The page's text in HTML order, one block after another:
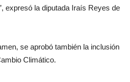
expresó la diputada Iraís Reyes de
se aprobó también la inclusión
Climático.